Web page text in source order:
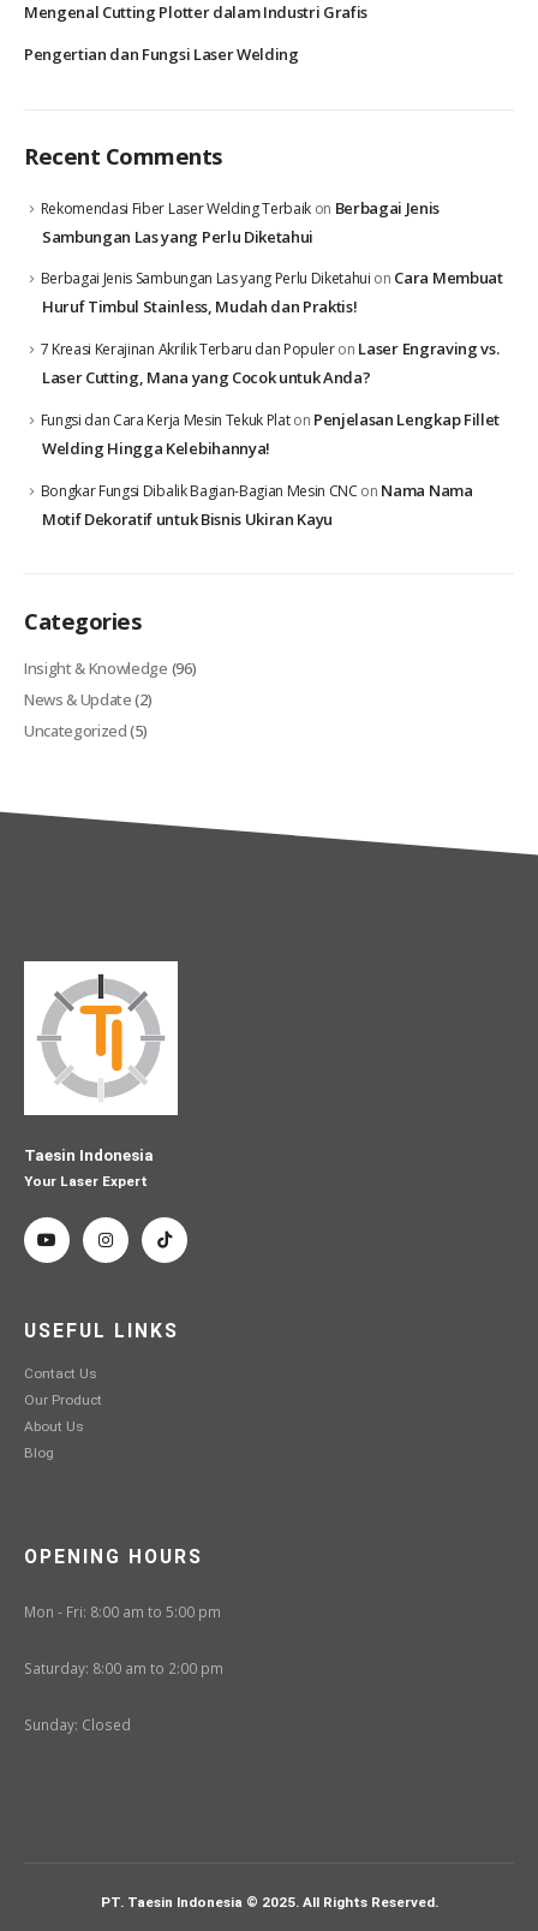
Mengenal Cutting Plotter dalam Industri Grafis
Pengertian dan Fungsi Laser Welding
Recent Comments
Rekomendasi Fiber Laser Welding Terbaik on Berbagai Jenis
Sambungan Las yang Perlu Diketahui
Berbagai Jenis Sambungan Las yang Perlu Diketahui on Cara Membuat
Huruf Timbul Stainless, Mudah dan Praktis!
7 Kreasi Kerajinan Akrilik Terbaru dan Populeron Laser Engraving vs.
Laser Cutting, Mana yang Cocok untuk Anda?
Fungsi dan Cara Kerja Mesin Tekuk Platon Penjelasan Lengkap Fillet
Welding Hingga Kelebihannya!
Bongkar Fungsi Dibalik Bagian-Bagian Mesin CNC on Nama Nama
Motif Dekoratif untuk Bisnis Ukiran Kayu
Categories
Insight & Knowledge (96)
News & Update(2)
Uncategorized(5)
Taesin Indonesia
Your Laser Expert
USEFUL LINKS
Contact Us
Our Product
About Us
Blog
OPENING HOURS
Mon - Fri: 8:00 am to 5:00 pm
Saturday: 8:00 am to 2:00 pm
Sunday: Closed
PT. Taesin Indonesia © 2025. All Rights Reserved.